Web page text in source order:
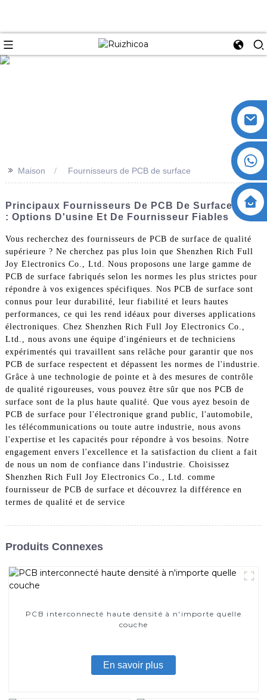
>> Maison Fournisseurs de PCB de surface
Principaux Fournisseurs De PCB De Surface ODM
: Options D'usine Et De Fournisseur Fiables
Vous recherchez des fournisseurs de PCB de surface de qualité
supérieure ? Ne cherchez pas plus loin que Shenzhen Rich Full
Joy Electronics Co., Ltd. Nous proposons une large gamme de
PCB de surface fabriqués selon les normes les plus strictes pour
répondre à vos exigences spécifiques. Nos PCB de surface sont
connus pour leur durabilité, leur fiabilité et leurs hautes
performances, ce qui les rend idéaux pour diverses applications
électroniques. Chez Shenzhen Rich Full Joy Electronics Co.,
Ltd., nous avons une équipe d'ingénieurs et de techniciens
expérimentés qui travaillent sans relâche pour garantir que nos
PCB de surface respectent et dépassent les normes de l'industrie.
Grâce à une technologie de pointe et à des mesures de contrôle
de qualité rigoureuses, vous pouvez être sûr que nos PCB de
surface sont de la plus haute qualité. Que vous ayez besoin de
PCB de surface pour l'électronique grand public, l'automobile,
les télécommunications ou toute autre industrie, nous avons
l'expertise et les capacités pour répondre à vos besoins. Notre
engagement envers l'excellence et la satisfaction du client a fait
de nous un nom de confiance dans l'industrie. Choisissez
Shenzhen Rich Full Joy Electronics Co., Ltd. comme
fournisseur de PCB de surface et découvrez la différence en
termes de qualité et de service
Produits Connexes
PCB interconnecté haute densité à n'importe quelle
couche
En savoir plus